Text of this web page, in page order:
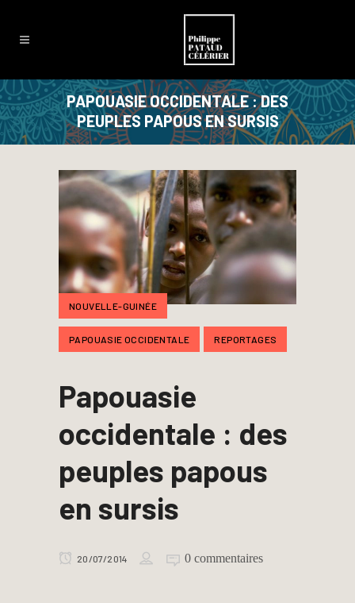
PAPOUASIE OCCIDENTALE : DES
PEUPLES PAPOUS EN SURSIS
NOUVELLE-GUINÉE
PAPOUASIE OCCIDENTALE REPORTAGES
Papouasie
occidentale : des
peuples papous
en sursis
20/07/2014 0 commentaires